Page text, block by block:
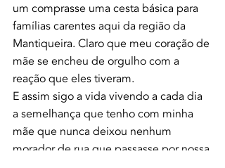
um comprasse uma cesta básica para
famílias carentes aqui da região da
Mantiqueira. Claro que meu coração de
mãe se encheu de orgulho com a
reação que eles tiveram.
E assim sigo a vida vivendo a cada dia
a semelhança que tenho com minha
mãe que nunca deixou nenhum
morador de rua que passasse por nossa